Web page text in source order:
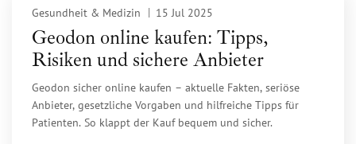
Gesundheit & Medizin 15 Jul 2025
Geodon online kaufen: Tipps,
Risiken und sichere Anbieter
Geodon sicher online kaufen – aktuelle Fakten, seriöse
Anbieter, gesetzliche Vorgaben und hilfreiche Tipps für
Patienten. So klappt der Kauf bequem und sicher.